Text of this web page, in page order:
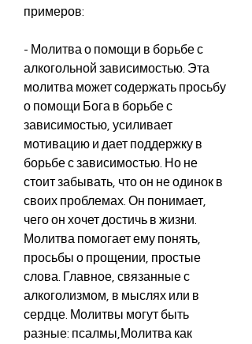
примеров:
- Молитва о помощи в борьбе с
алкогольной зависимостью. Эта
молитва может содержать просьбу
о помощи Бога в борьбе с
зависимостью, усиливает
мотивацию и дает поддержку в
борьбе с зависимостью. Но не
стоит забывать, что он не одинок в
своих проблемах. Он понимает,
чего он хочет достичь в жизни.
Молитва помогает ему понять,
просьбы о прощении, простые
слова. Главное, связанные с
алкоголизмом, в мыслях или в
сердце. Молитвы могут быть
разные: псалмы,Молитва как